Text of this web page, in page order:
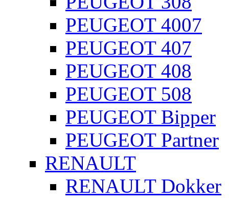
PEUGEOT 4007
PEUGEOT 407
PEUGEOT 408
PEUGEOT 508
PEUGEOT Bipper
PEUGEOT Partner
RENAULT
RENAULT Dokker